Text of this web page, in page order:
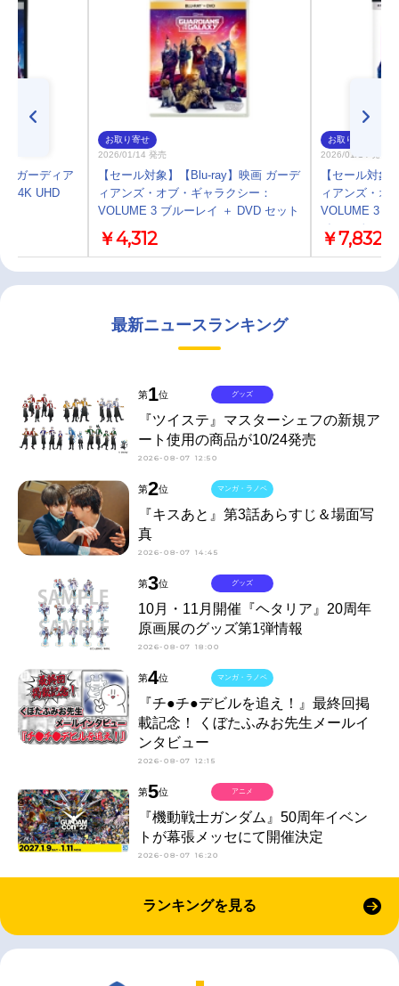
】ガーディア
4K UHD
お取り寄せ
2026/01/14 発売
【セール対象】【Blu-ray】映画 ガーデ
ィアンズ・オブ・ギャラクシー：
VOLUME 3 ブルーレイ ＋ DVD セット
￥4,312
お取り寄せ
2026/01/14 発売
【セール対象
ィアンズ・オ
VOLUME 3
イ セット
￥7,832
最新ニュースランキング
第1位
『ツイステ』マスターシェフの新規ア
ート使用の商品が10/24発売
2026-08-07 12:50
グッズ
第2位
『キスあと』第3話あらすじ＆場面写
真
2026-08-07 14:45
マンガ・ラノベ
第3位
10月・11月開催『ヘタリア』20周年
原画展のグッズ第1弾情報
2026-08-07 18:00
グッズ
第4位
『チ●チ●デビルを追え！』最終回掲
載記念！ くぼたふみお先生メールイ
ンタビュー
2026-08-07 12:15
マンガ・ラノベ
第5位
『機動戦士ガンダム』50周年イベン
トが幕張メッセにて開催決定
2026-08-07 16:20
アニメ
ランキングを見る